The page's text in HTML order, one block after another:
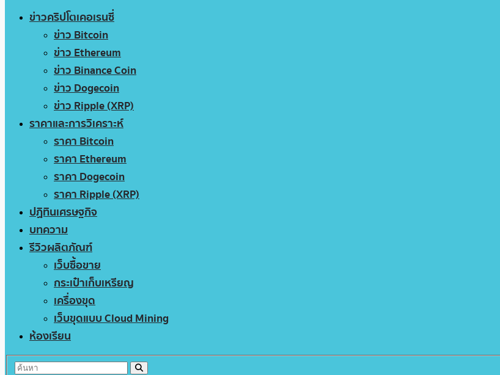
ข่าวคริปโตเคอเรนซี่
ข่าว Bitcoin
ข่าว Ethereum
ข่าว Binance Coin
ข่าว Dogecoin
ข่าว Ripple (XRP)
ราคาและการวิเคราะห์
ราคา Bitcoin
ราคา Ethereum
ราคา Dogecoin
ราคา Ripple (XRP)
ปฏิทินเศรษฐกิจ
บทความ
รีวิวผลิตภัณฑ์
เว็บซื้อขาย
กระเป๋าเก็บเหรียญ
เครื่องขุด
เว็บขุดแบบ Cloud Mining
ห้องเรียน